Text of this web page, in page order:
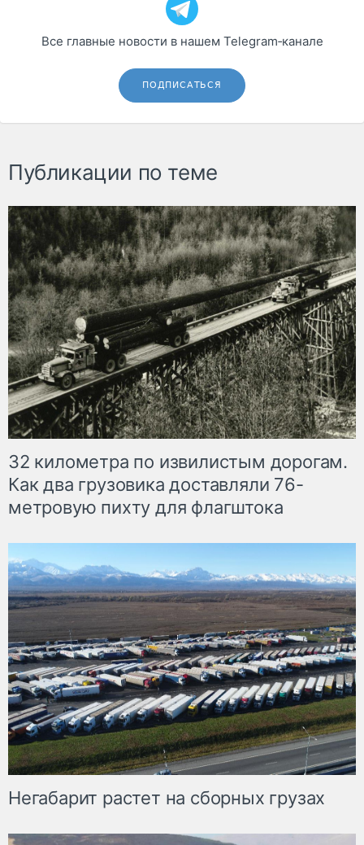
Все главные новости в нашем Telegram‑канале
ПОДПИСАТЬСЯ
Публикации по теме
32 километра по извилистым дорогам.
Как два грузовика доставляли 76-
метровую пихту для флагштока
Негабарит растет на сборных грузах